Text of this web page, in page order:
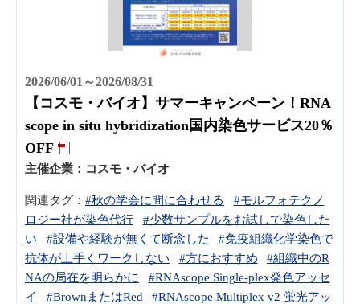
2026/06/01～2026/08/31
【コスモ・バイオ】サマーキャンペーン！RNA
scope in situ hybridization国内染色サービス20％
OFF
主催企業： コスモ・バイオ
関連タグ： #秋の学会に間に合わせる
#モルフォテクノ
ロジー社が染色代行
#少数サンプルをお試しで染色した
い
#設備や経験が無くて断念した
#免疫組織化学染色で
抗体が上手くワークしない
#方におすすめ
#組織中のR
NAの局在を明らかに
#RNAscope Single-plex発色アッセ
イ
#BrownまたはRed
#RNAscope Multiplex v2 蛍光アッ